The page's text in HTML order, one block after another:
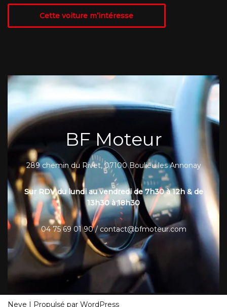
Cette voiture m’intéresse
BF Moteur
289 chemin du Rivet, 07100 Boulieu les Annonay
Sur RDV du lundi au vendredi de 7h30 à 12h & de
13h30 à 18h30
04 75 69 01 90 / contact@bfmoteur.com
Neve | Propulsé par WordPress